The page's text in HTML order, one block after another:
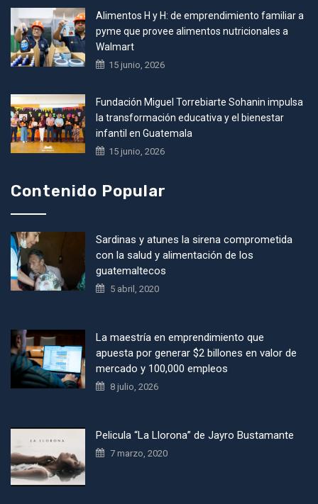
Alimentos H y H: de emprendimiento familiar a
pyme que provee alimentos nutricionales a
Walmart
15 junio, 2026
Fundación Miguel Torrebiarte Sohanin impulsa
la transformación educativa y el bienestar
infantil en Guatemala
15 junio, 2026
Contenido Popular
Sardinas y atunes la sirena comprometida
con la salud y alimentación de los
guatemaltecos
5 abril, 2020
La maestría en emprendimiento que
apuesta por generar $2 billones en valor de
mercado y 100,000 empleos
8 julio, 2026
Pelicula “La Llorona” de Jayro Bustamante
7 marzo, 2020